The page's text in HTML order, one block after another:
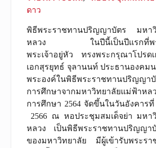
ดาว
พิธีพระราชทานปริญญาบัตร มหาวิ
หลวง ในปีนี้เป็นปีแรกที่พระ
พระเจ้าอยู่หัว ทรงพระกรุณาโปรด
เอกสุรยุทธ์ จุลานนท์ ประธานองคม
พระองค์ในพิธีพระราชทานปริญญาบั
การศึกษาจากมหาวิทยาลัยแม่ฟ้าห
การศึกษา 2564 จัดขึ้นในวันอังคาร
2566 ณ หอประชุมสมเด็จย่า มหา
หลวง เป็นพิธีพระราชทานปริญญา
ของมหาวิทยาลัย มีผู้เข้ารับพระร